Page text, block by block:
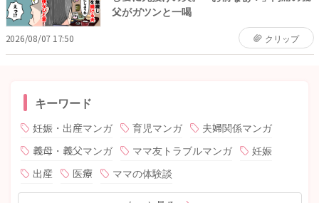
父がガツンと一喝
2026/08/07 17:50 クリップ
キーワード
妊娠・出産マンガ 育児マンガ
夫婦関係マンガ
義母・義父マンガ
ママ友トラブルマンガ
妊娠
出産
医療 ママの体験談